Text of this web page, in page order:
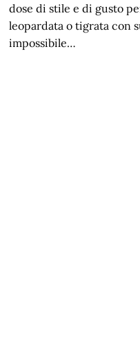
dose di stile e di gusto
leopardata o tigrata con
impossibile…